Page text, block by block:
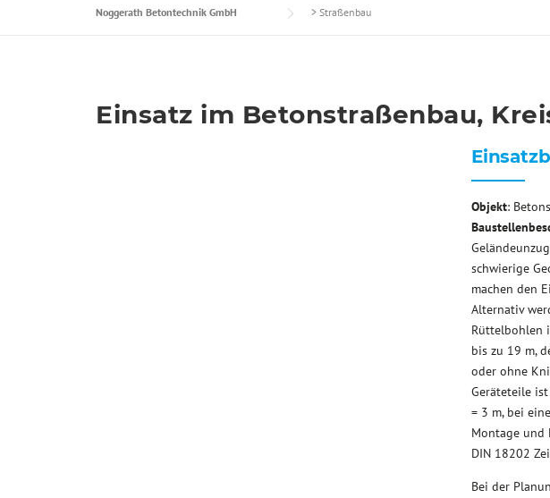
Noggerath Betontechnik GmbH > Straßenbau
Einsatz im Betonstraßenbau,
Objekt:
schwierige
machen den
Alternativ
Rüttelbohlen
bis zu 19 m,
oder ohne
Geräteteile
= 3 m, bei
Montage und
DIN 18202
Bei der